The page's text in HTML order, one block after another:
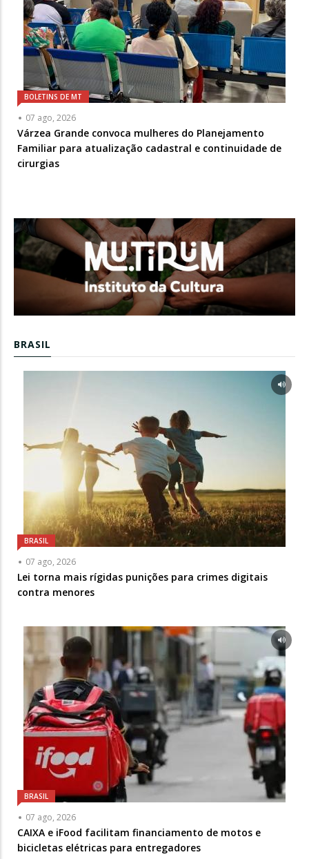
BOLETINS DE MT
07 ago, 2026
Várzea Grande convoca mulheres do Planejamento
Familiar para atualização cadastral e continuidade de
cirurgias
BRASIL
BRASIL
07 ago, 2026
Lei torna mais rígidas punições para crimes digitais
contra menores
BRASIL
07 ago, 2026
CAIXA e iFood facilitam financiamento de motos e
bicicletas elétricas para entregadores